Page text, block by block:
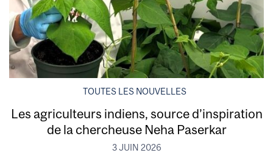
TOUTES LES NOUVELLES
Les agriculteurs indiens, source d’inspiration
de la chercheuse Neha Paserkar
3 JUIN 2026